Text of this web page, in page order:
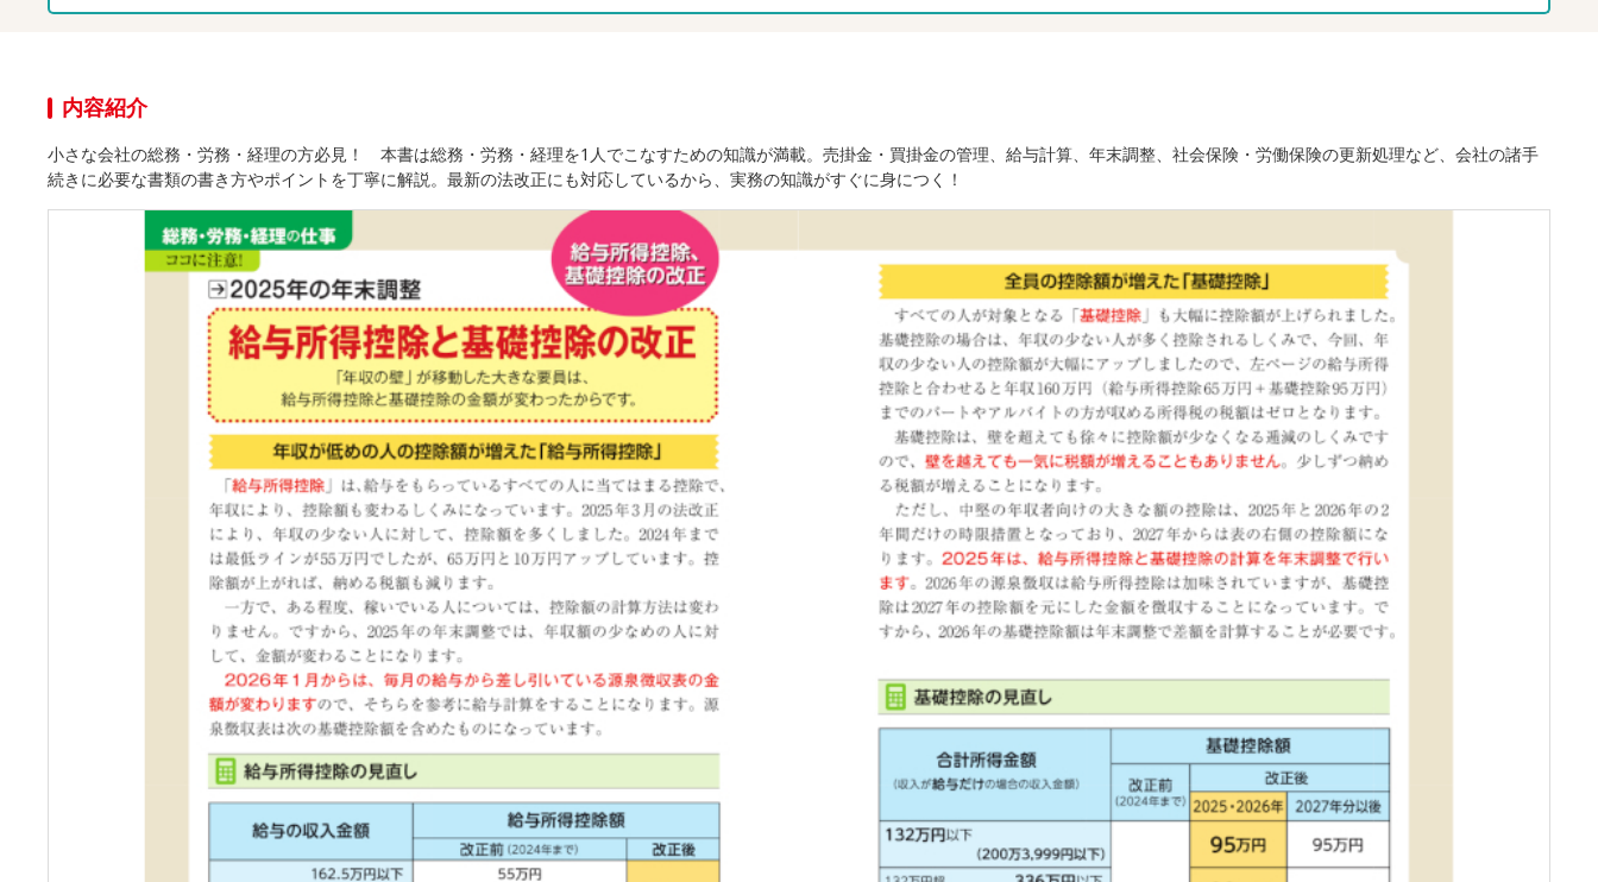
内容紹介
小さな会社の総務・労務・経理の方必見！ 本書は総務・労務・経理を1人でこなすための知識が満載。売掛金・買掛金の管理、給与計算、年末調整、社会保険・労働保険の更新処理など、会社の諸手
続きに必要な書類の書き方やポイントを丁寧に解説。最新の法改正にも対応しているから、実務の知識がすぐに身につく！